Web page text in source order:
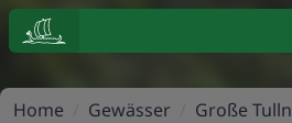
Home Gewässer Große Tulln